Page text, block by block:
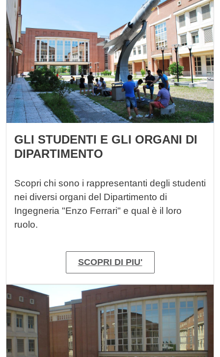
GLI STUDENTI E GLI ORGANI DI
DIPARTIMENTO
Scopri chi sono i rappresentanti degli studenti
nei diversi organi del Dipartimento di
Ingegneria "Enzo Ferrari" e qual è il loro
ruolo.
SCOPRI DI PIU'
Immagine